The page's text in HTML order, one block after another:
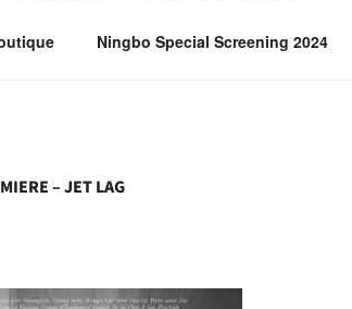
Ningbo Special Screening 2024
– JET LAG